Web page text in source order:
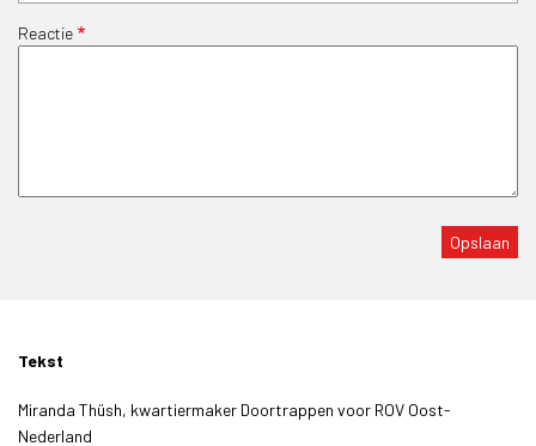
Reactie
Tekst
Miranda Thüsh, kwartiermaker Doortrappen voor ROV Oost-
Nederland